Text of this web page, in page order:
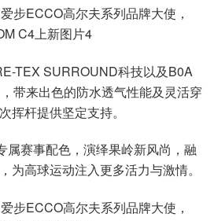
TEX SURROUND科技以及B0A
带来出色的防水透气性能及灵活穿
挥杆提供坚定支持。
属赛事配色，演绎果岭新风尚，融
为高球运动注入更多活力与激情。